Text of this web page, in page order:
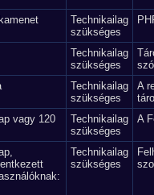
Technikailag
szükséges
Technikailag
szükséges
Technikailag
szükséges
A
vagy 120
Technikailag
szükséges
A
Technikailag
szükséges